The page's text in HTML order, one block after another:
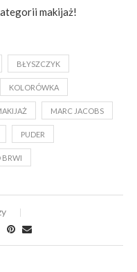
makijaż!
BŁYSZCZYK
KOLORÓWKA
MARC JACOBS
PUDER
BRWI